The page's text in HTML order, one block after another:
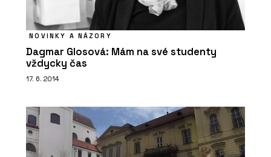
Vápenné fasády a omítky - Hlinaři
ČLÁNKY
NOVINKY A NÁZORY
Dagmar Glosová: Mám na své studenty
vždycky čas
17. 6. 2014